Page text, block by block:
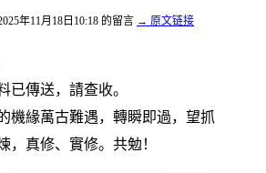
年11月18日10:18 的留言 → 原文链接
已傳送，請查收。
機緣萬古難遇，轉瞬即過，望抓
，真修、實修。共勉！